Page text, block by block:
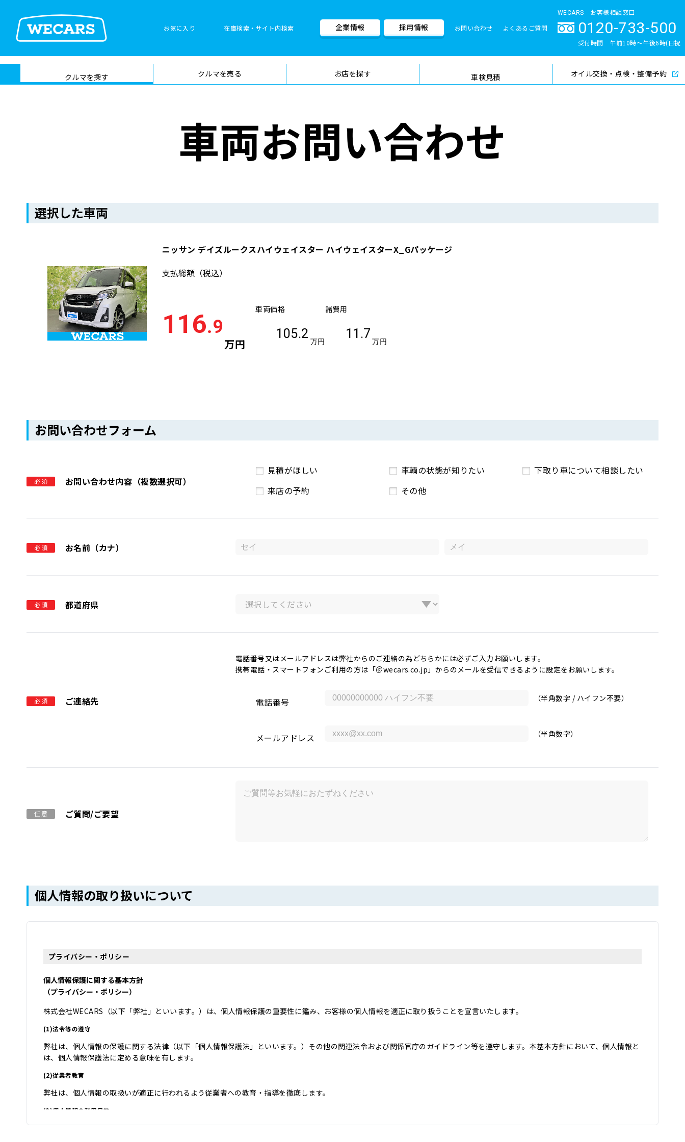
お気に入り 在庫検索・サイト内検索
在庫検索
サイト内検
索
検索
企業情報 採用情報 お問い合わせ よくあるご質問
WECARS お客様相談窓口
0120-733-500
受付時間 午前10時〜午後6時(日祝
クルマを探す クルマを売る お店を探す 車検見積
車検料金・メニュー 品質管理とサポート体制
オイル交換・点検・整備予約
車両お問い合わせ
選択した車両
ニッサン デイズルークスハイウェイスター ハイウェイスターX_Gパッケージ
支払総額 （税込）
116.9
万円
車両価格
105.2
万円
諸費用
11.7
万円
お問い合わせフォーム
必須 お問い合わせ内容（複数選択可）
見積がほしい 車輌の状態が知りたい
下取り車について相談したい
来店の予約
その他
必須 お名前（カナ）
必須 都道府県
必須 ご連絡先
電話番号又はメールアドレスは弊社からのご連絡の為どちらかには必ずご入力お願いします。
携帯電話・スマートフォンご利用の方は「＠wecars.co.jp」からのメールを受信できるように設定をお願いします。
電話番号 （半角数字 / ハイフン不要）
メールアドレス （半角数字）
任意 ご質問/ご要望
個人情報の取り扱いについて
プライバシー・ポリシー
個人情報保護に関する基本方針
（プライバシー・ポリシー）
株式会社WECARS（以下「弊社」といいます。）は、個人情報保護の重要性に鑑み、お客様の個人情報を適正に取り扱うことを宣言いたします。
(1)法令等の遵守
弊社は、個人情報の保護に関する法律（以下「個人情報保護法」といいます。）その他の関連法令および関係官庁のガイドライン等を遵守します。本基本方針において、個人情報と
は、個人情報保護法に定める意味を有します。
(2)従業者教育
弊社は、個人情報の取扱いが適正に行われるよう従業者への教育・指導を徹底します。
(3)個人情報の利用目的
弊社は、自動車関連業を営んでおり、自動車関連業を通じて取得した個人情報を、下記の目的の範囲内で、適法かつ公正に利用し、その他の目的に利用することはありません。